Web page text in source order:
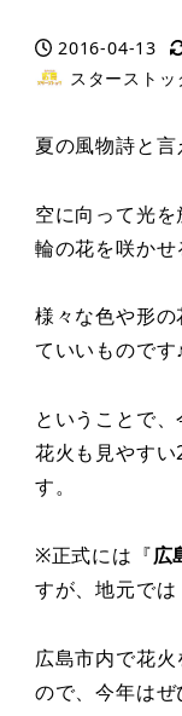
投稿日
2016-04-13
著
スターストッ
夏の風物詩と
空に向って光
輪の花を咲か
様々な色や形
ていいものです
ということで、
花火も見やす
す。
※正式には『広
すが、地元では
広島市内で花
ので、今年はぜ